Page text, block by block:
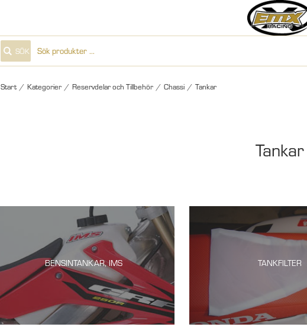
SÖK
Start / Kategorier / Reservdelar och Tillbehör / Chassi / Tankar
Tankar
BENSINTANKAR, IMS TANKFILTER